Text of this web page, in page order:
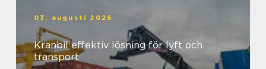
03. augusti 2026
Kranbil effektiv lösning för lyft och
transport